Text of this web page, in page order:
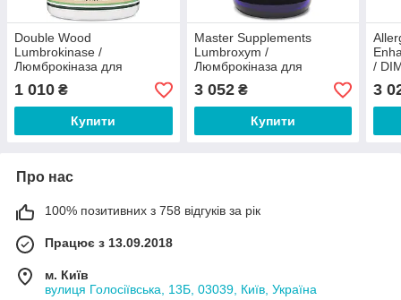
Double Wood
Lumbrokinase /
Люмброкіназа для
підтримки здорового
кровообігу 120 капсул
1 010 ₴
Купити
Master Supplements
Lumbroxym /
Люмброкіназа для
підтримки здорового
кровообігу 62 капсули
3 052₴
Купити
/
3
Про нас
100% позитивних з 758 відгуків за рік
Працює з 13.09.2018
м. Київ
вулиця Голосіївська, 13Б, 03039, Київ, Україна